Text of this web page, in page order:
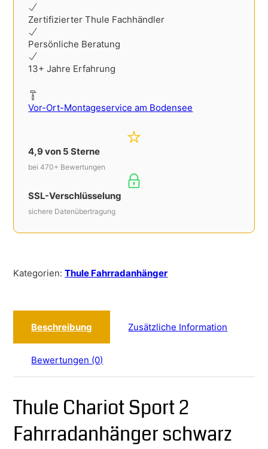
Zertifizierter Thule Fachhändler
Persönliche Beratung
13+ Jahre Erfahrung
Vor-Ort-Montageservice am Bodensee
4,9 von 5 Sterne
bei 470+ Bewertungen
SSL-Verschlüsselung
sichere Datenübertragung
Kategorien:Thule Fahrradanhänger
Beschreibung Zusätzliche Information
Bewertungen (0)
Thule Chariot Sport 2
Fahrradanhänger schwarz